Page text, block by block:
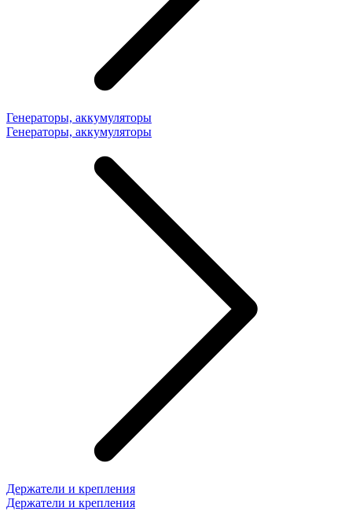
Генераторы, аккумуляторы
Генераторы, аккумуляторы
Держатели и крепления
Держатели и крепления